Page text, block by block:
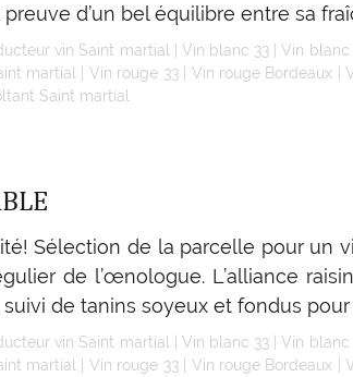
d’un bel équilibre entre sa
vin Saint martial Vin blanc 33 |Vin blanc
martial Vin rouge 33| Vin rouge Bordeaux |
Saint martial
Sélection de la parcelle pour un
de l’œnologue. L’alliance
de tanins soyeux et fondus
vin Saint martial Vin blanc 33 |Vin blanc
martial Vin rouge 33| Vin rouge Bordeaux |